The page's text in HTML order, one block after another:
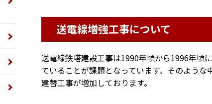
送電線増強工事について
送電線鉄塔建設工事は1990年頃から1996年頃
ていることが課題となっています。そのよう
建替工事が増加しております。